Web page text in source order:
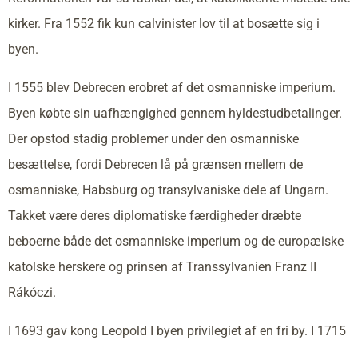
kirker. Fra 1552 fik kun calvinister lov til at bosætte sig i
byen.
I 1555 blev Debrecen erobret af det osmanniske imperium.
Byen købte sin uafhængighed gennem hyldestudbetalinger.
Der opstod stadig problemer under den osmanniske
besættelse, fordi Debrecen lå på grænsen mellem de
osmanniske, Habsburg og transylvaniske dele af Ungarn.
Takket være deres diplomatiske færdigheder dræbte
beboerne både det osmanniske imperium og de europæiske
katolske herskere og prinsen af Transsylvanien Franz II
Rákóczi.
I 1693 gav kong Leopold I byen privilegiet af en fri by. I 1715